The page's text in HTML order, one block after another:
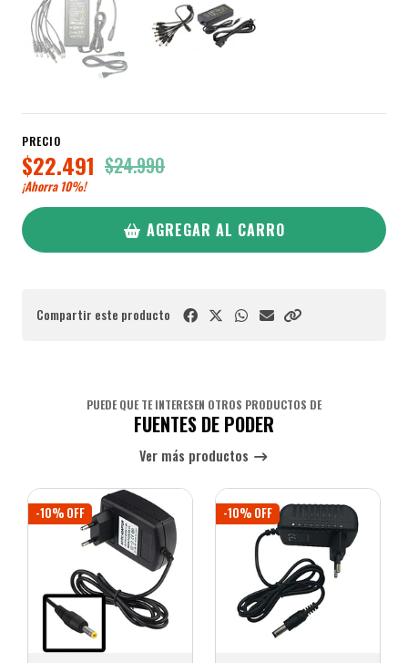
PRECIO
$22.491 $24.990
¡Ahorra 10%!
AGREGAR AL CARRO
Compartir este producto
PUEDE QUE TE INTERESEN OTROS PRODUCTOS DE
FUENTES DE PODER
Ver más productos
-10% OFF -10% OFF